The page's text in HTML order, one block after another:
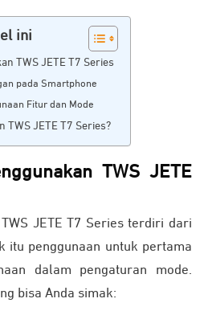
ini
TWS JETE T7 Series
pada Smartphone
Fitur dan Mode
TWS JETE T7 Series?
TWS JETE
JETE T7 Series terdiri dari
itu penggunaan untuk pertama
dalam pengaturan mode.
bisa Anda simak: